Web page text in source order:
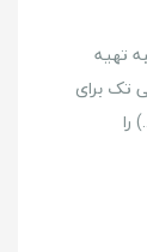
تهیه
تک برای
را